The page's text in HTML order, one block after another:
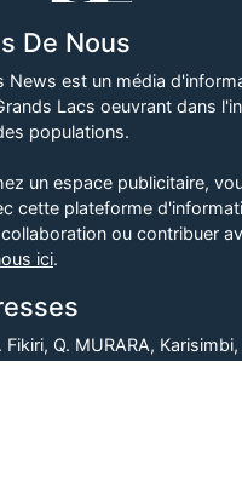
De Nous
News est un média
Lacs oeuvrant dans
populations.
un espace publicitaire,
cette plateforme
ou contribuer
ici.
Fikiri, Q. MURARA,